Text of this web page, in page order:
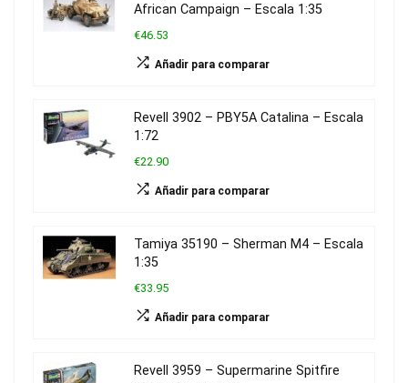
African Campaign – Escala 1:35
€46.53
Añadir para comparar
Revell 3902 – PBY5A Catalina – Escala
1:72
€22.90
Añadir para comparar
Tamiya 35190 – Sherman M4 – Escala
1:35
€33.95
Añadir para comparar
Revell 3959 – Supermarine Spitfire